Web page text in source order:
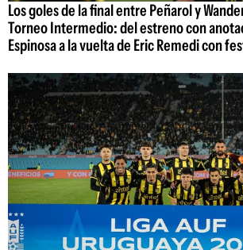
Los goles de la final entre Peñarol y
Torneo Intermedio: del estreno con
Espinosa a la vuelta de Eric Remedi con